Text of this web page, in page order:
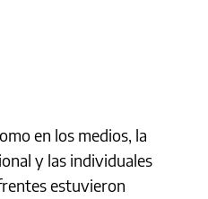
en los medios, la
y las individuales
estuvieron